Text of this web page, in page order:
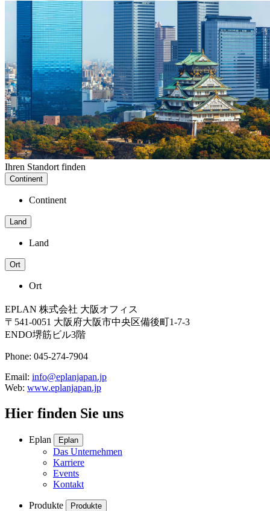
Ihren Standort finden
Continent
Continent
Land
Land
Ort
Ort
EPLAN 株式会社 大阪オフィス
〒541-0051 大阪府大阪市中央区備後町1-7-3
ENDO堺筋ビル3階
Phone: 045-274-7904
Email: info@eplanjapan.jp
Web: www.eplanjapan.jp
Hier finden Sie uns
Eplan Eplan
Das Unternehmen
Karriere
Events
Kontakt
Produkte Produkte